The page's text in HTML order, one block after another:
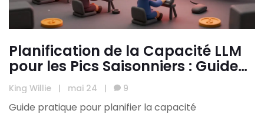
Planification de la Capacité LLM
pour les Pics Saisonniers : Guide
Complet
King Willie | mai 24 | 9
Guide pratique pour planifier la capacité